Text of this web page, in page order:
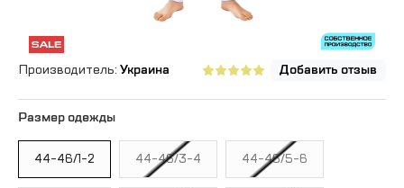
Добавить отзыв
Производитель: Украина
Размер одежды
44-46/1-2 44-46/3-4 44-46/5-6